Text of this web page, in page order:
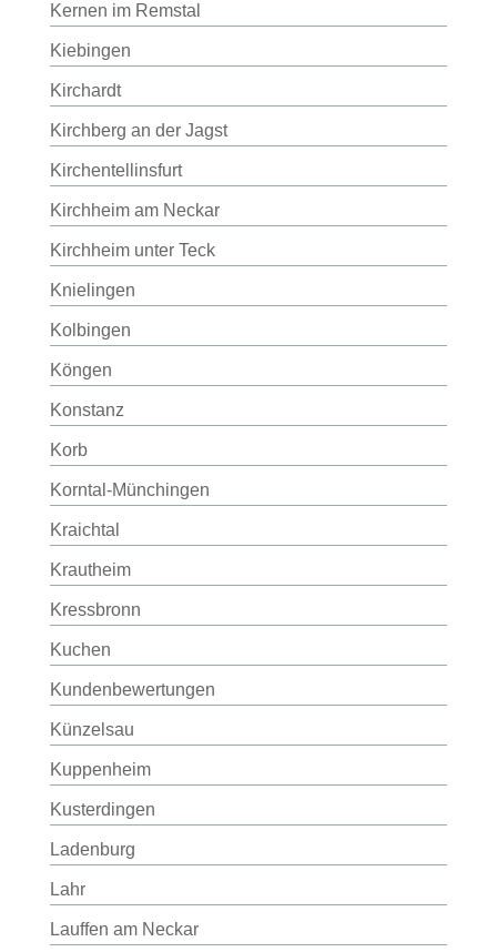
Kernen im Remstal
Kiebingen
Kirchardt
Kirchberg an der Jagst
Kirchentellinsfurt
Kirchheim am Neckar
Kirchheim unter Teck
Knielingen
Kolbingen
Köngen
Konstanz
Korb
Korntal-Münchingen
Kraichtal
Krautheim
Kressbronn
Kuchen
Kundenbewertungen
Künzelsau
Kuppenheim
Kusterdingen
Ladenburg
Lahr
Lauffen am Neckar